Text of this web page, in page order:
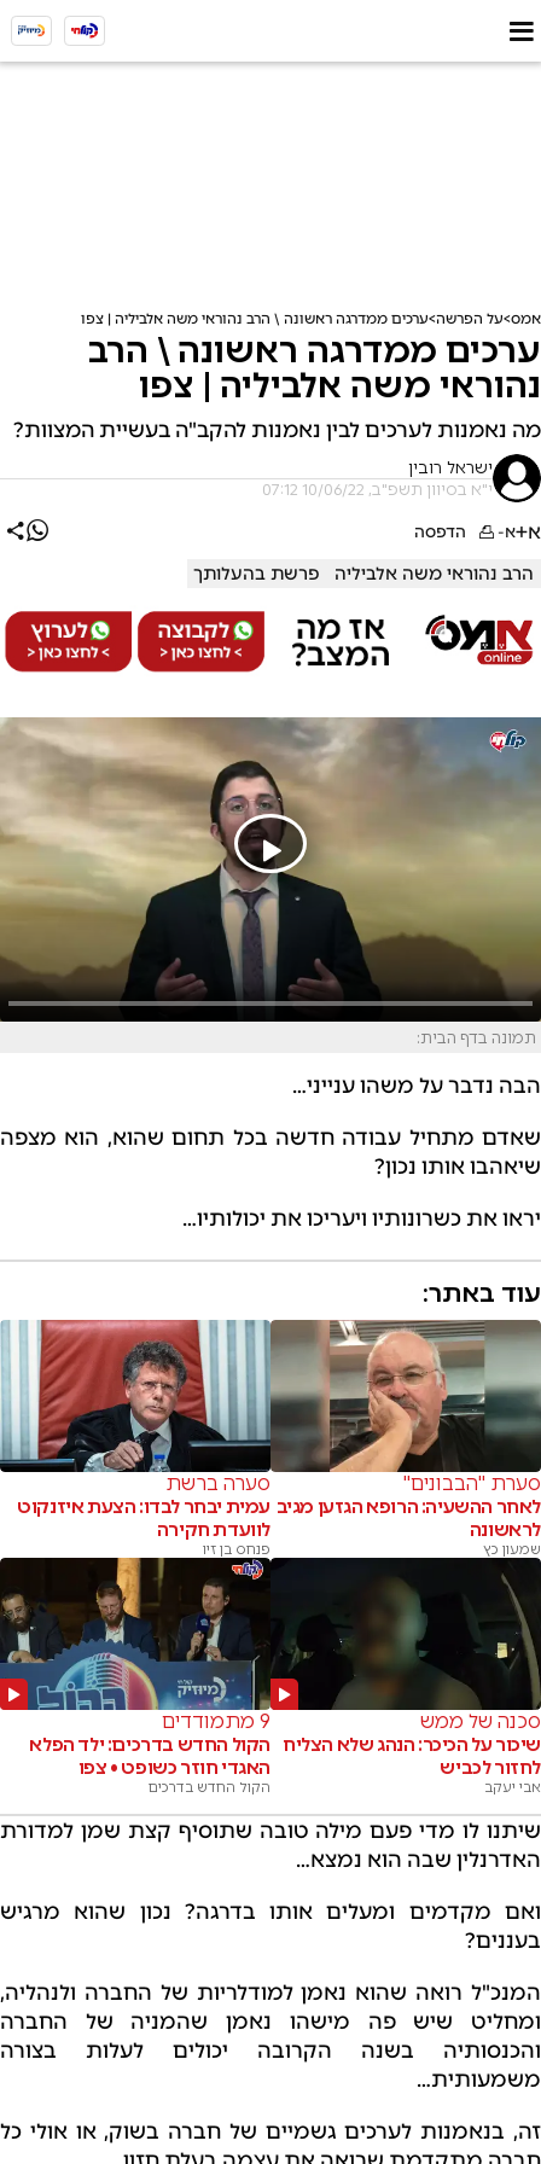
אמס על הפרשה ערכים ממדרגה ראשונה \ הרב נהוראי משה אלביליה | צפו
ערכים ממדרגה ראשונה \ הרב
נהוראי משה אלביליה | צפו
מה נאמנות לערכים לבין נאמנות להקב"ה בעשיית המצוות?
ישראל רובין
י"א בסיוון תשפ"ב, 10/06/22 07:12
א+א- הדפסה
הרב נהוראי משה אלביליה פרשת בהעלותך
תמונה בדף הבית:
הבה נדבר על משהו ענייני…
שאדם מתחיל עבודה חדשה בכל תחום שהוא, הוא מצפה
שיאהבו אותו נכון?
יראו את כשרונותיו ויעריכו את יכולותיו…
עוד באתר:
סערת "הבבונים"
לאחר ההשעיה: הרופא הגזען מגיב
לראשונה
שמעון כץ
סערה ברשת
עמית יבחר לבדו: הצעת איזנקוט
לוועדת חקירה
פנחס בן זיו
סכנה של ממש
שיכור על הכיכר: הנהג שלא הצליח
לחזור לכביש
אבי יעקב
9 מתמודדים
הקול החדש בדרכים: ילד הפלא
האגדי חוזר כשופט • צפו
הקול החדש בדרכים
שיתנו לו מדי פעם מילה טובה שתוסיף קצת שמן למדורת
האדרנלין שבה הוא נמצא…
ואם מקדמים ומעלים אותו בדרגה? נכון שהוא מרגיש
בעננים?
המנכ"ל רואה שהוא נאמן למודלריות של החברה ולנהליה,
ומחליט שיש פה מישהו נאמן שהמניה של החברה
והכנסותיה בשנה הקרובה יכולים לעלות בצורה
משמעותית…
זה, בנאמנות לערכים גשמיים של חברה בשוק, או אולי כל